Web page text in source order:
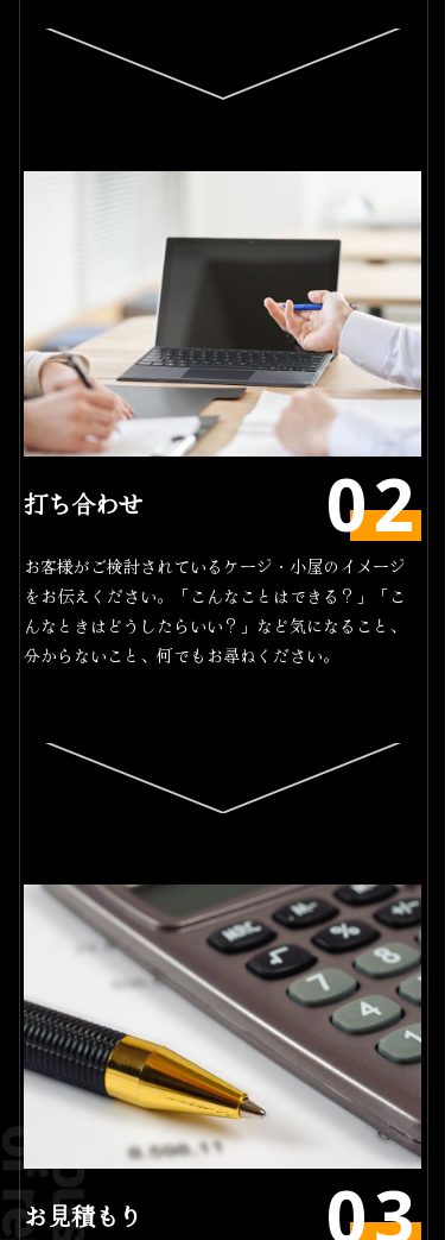
打ち合わせ
お客様がご検討されているケージ・小屋のイメージ
をお伝えください。「こんなことはできる？」「こ
んなときはどうしたらいい？」など気になること、
分からないこと、何でもお尋ねください。
お見積もり